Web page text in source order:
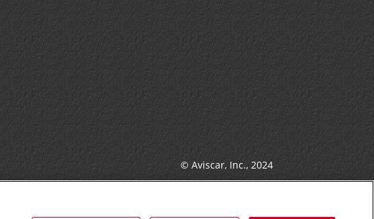
© Aviscar, Inc., 2024